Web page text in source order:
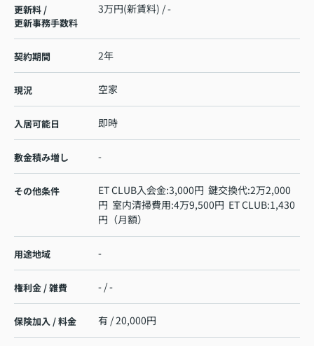
更新料 /
更新事務手数料
3万円(新賃料) / -
契約期間 2年
現況 空家
入居可能日 即時
敷金積み増し -
その他条件
ET CLUB入会金:3,000円 鍵交換代:2万2,000
円 室内清掃費用:4万9,500円 ET CLUB:1,430
円（月額）
用途地域 -
権利金 / 雑費 - / -
保険加入 / 料金 有 / 20,000円